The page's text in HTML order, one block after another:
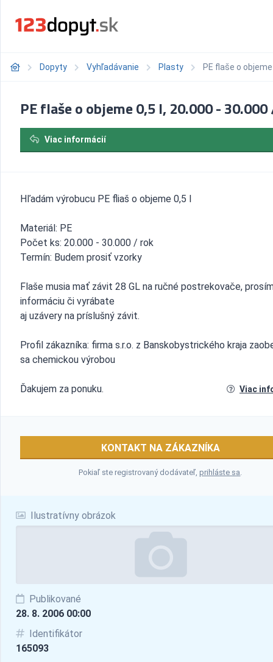
Dopyty Vyhľadávanie Plasty PE flaše o
Ilustratívny obrázok
Publikované
28. 8. 2006 00:00
Identifikátor
165093
PE flaše o objeme 0,5 l, 20.000 -
Viac informácií
Hľadám výrobucu PE fliaš o objeme 0,5 l
Materiál: PE
Počet ks: 20.000 - 30.000 / rok
Termín: Budem prosiť vzorky
Flaše musia mať závit 28 GL na ručné postrekovače,
informáciu či vyrábate
aj uzávery na príslušný závit.
Profil zákazníka: firma s.r.o. z Banskobystrického kraja
sa chemickou výrobou
Ďakujem za ponuku. Viac
KONTAKT NA ZÁKAZNÍKA
Pokiaľ ste registrovaný dodávateľ,prihláste sa.